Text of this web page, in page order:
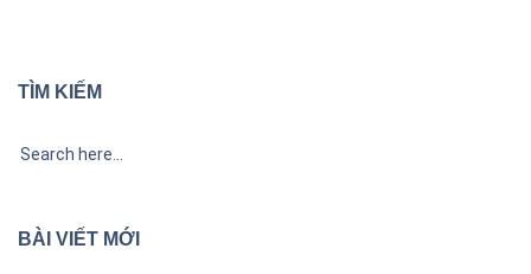
TÌM KIẾM
BÀI VIẾT MỚI